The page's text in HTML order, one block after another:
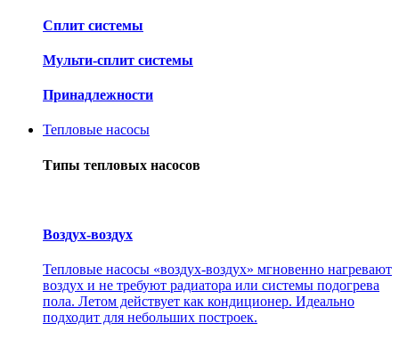
Cплит системы
Мульти-сплит системы
Принадлежности
Тепловые насосы
Типы тепловых насосов
Воздух-воздух
Тепловые насосы «воздух-воздух» мгновенно нагревают
воздух и не требуют радиатора или системы подогрева
пола. Летом действует как кондиционер. Идеально
подходит для небольших построек.